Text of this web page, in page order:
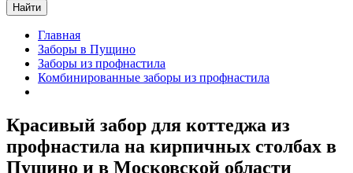
Найти
Главная
Заборы в Пущино
Заборы из профнастила
Комбинированные заборы из профнастила
Красивый забор для коттеджа из
профнастила на кирпичных столбах в
Пущино и в Московской области